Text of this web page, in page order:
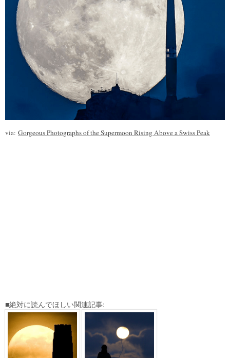
via: Gorgeous Photographs of the Supermoon Rising Above a Swiss Peak
■絶対に読んでほしい関連記事: